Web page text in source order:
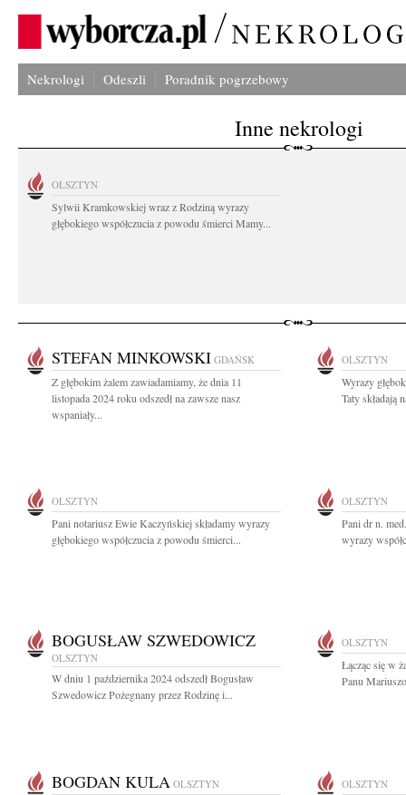
Nekrologi Odeszli Poradnik pogrzebowy
Inne nekrologi
OLSZTYN
Sylwii Kramkowskiej wraz z Rodziną wyrazy
głębokiego współczucia z powodu śmierci Mamy...
STEFAN MINKOWSKI GDAŃSK
Z głębokim żalem zawiadamiamy, że dnia 11
listopada 2024 roku odszedł na zawsze nasz
wspaniały...
OLSZTYN
Wyrazy
Taty składają
OLSZTYN
Pani notariusz Ewie Kaczyńskiej składamy wyrazy
głębokiego współczucia z powodu śmierci...
OLSZTYN
Pani dr n.
wyrazy
BOGUSŁAW SZWEDOWICZ
OLSZTYN
W dniu 1 października 2024 odszedł Bogusław
Szwedowicz Pożegnany przez Rodzinę i...
OLSZTYN
Łącząc się w
Panu
BOGDAN KULA OLSZTYN OLSZTYN